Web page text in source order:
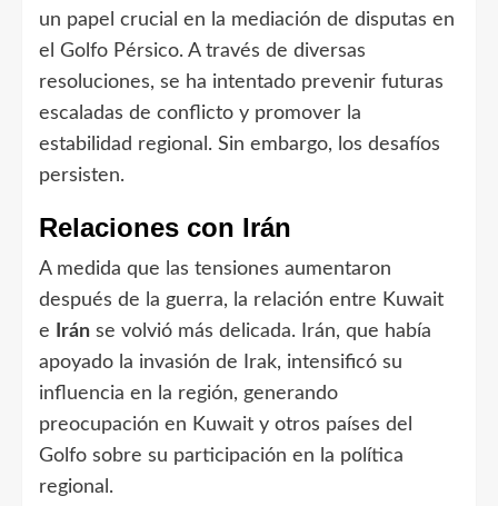
un papel crucial en la mediación de disputas en
el Golfo Pérsico. A través de diversas
resoluciones, se ha intentado prevenir futuras
escaladas de conflicto y promover la
estabilidad regional. Sin embargo, los desafíos
persisten.
Relaciones con Irán
A medida que las tensiones aumentaron
después de la guerra, la relación entre Kuwait
e
Irán se volvió más delicada. Irán, que había
apoyado la invasión de Irak, intensificó su
influencia en la región, generando
preocupación en Kuwait y otros países del
Golfo sobre su participación en la política
regional.